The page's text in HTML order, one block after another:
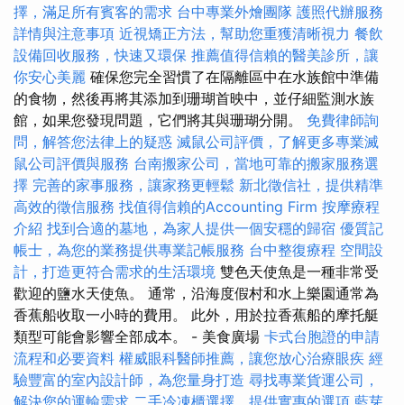
擇，滿足所有賓客的需求 台中專業外燴團隊 護照代辦服務
詳情與注意事項 近視矯正方法，幫助您重獲清晰視力 餐飲
設備回收服務，快速又環保 推薦值得信賴的醫美診所，讓
你安心美麗 確保您完全習慣了在隔離區中在水族館中準備
的食物，然後再將其添加到珊瑚首映中，並仔細監測水族
館，如果您發現問題，它們將其與珊瑚分開。 免費律師詢
問，解答您法律上的疑惑 滅鼠公司評價，了解更多專業滅
鼠公司評價與服務 台南搬家公司，當地可靠的搬家服務選
擇 完善的家事服務，讓家務更輕鬆 新北徵信社，提供精準
高效的徵信服務 找值得信賴的Accounting Firm 按摩療程
介紹 找到合適的墓地，為家人提供一個安穩的歸宿 優質記
帳士，為您的業務提供專業記帳服務 台中整復療程 空間設
計，打造更符合需求的生活環境 雙色天使魚是一種非常受
歡迎的鹽水天使魚。 通常，沿海度假村和水上樂園通常為
香蕉船收取一小時的費用。 此外，用於拉香蕉船的摩托艇
類型可能會影響全部成本。 - 美食廣場 卡式台胞證的申請
流程和必要資料 權威眼科醫師推薦，讓您放心治療眼疾 經
驗豐富的室內設計師，為您量身打造 尋找專業貨運公司，
解決您的運輸需求 二手冷凍櫃選擇，提供實惠的選項 藍芽